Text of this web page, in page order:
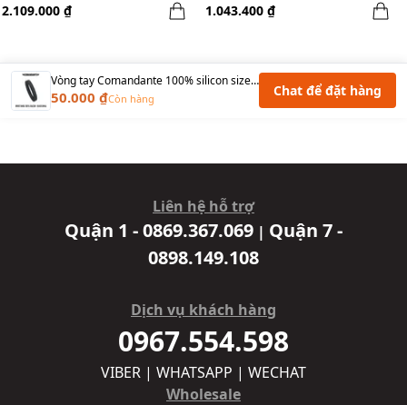
2.109.000 ₫ 1.043.400 ₫
Vòng tay Comandante 100% silicon size nhỏ - Đen
50.000 ₫Còn hàng Chat để đặt hàng
Liên hệ hỗ trợ
Quận 1 - 0869.367.069 | Quận 7 -
0898.149.108
Dịch vụ khách hàng
0967.554.598
VIBER | WHATSAPP | WECHAT
Wholesale